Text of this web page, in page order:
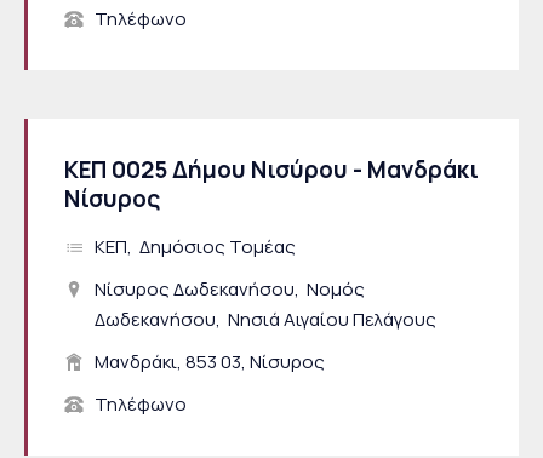
Τηλέφωνο
ΚΕΠ 0025 Δήμου Νισύρου - Μανδράκι
Νίσυρος
ΚΕΠ Δημόσιος Τομέας
Νίσυρος Δωδεκανήσου Νομός
Δωδεκανήσου Νησιά Αιγαίου Πελάγους
Μανδράκι, 853 03, Νίσυρος
Τηλέφωνο